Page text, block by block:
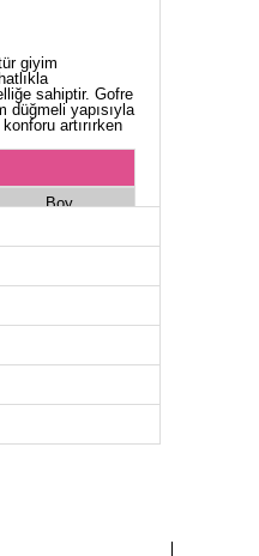
giyim
sahiptir. Gofre
düğmeli yapısıyla
artırırken
Boy
135